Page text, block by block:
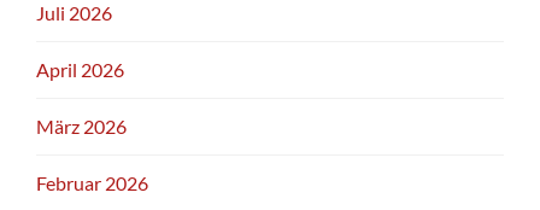
Juli 2026
April 2026
März 2026
Februar 2026